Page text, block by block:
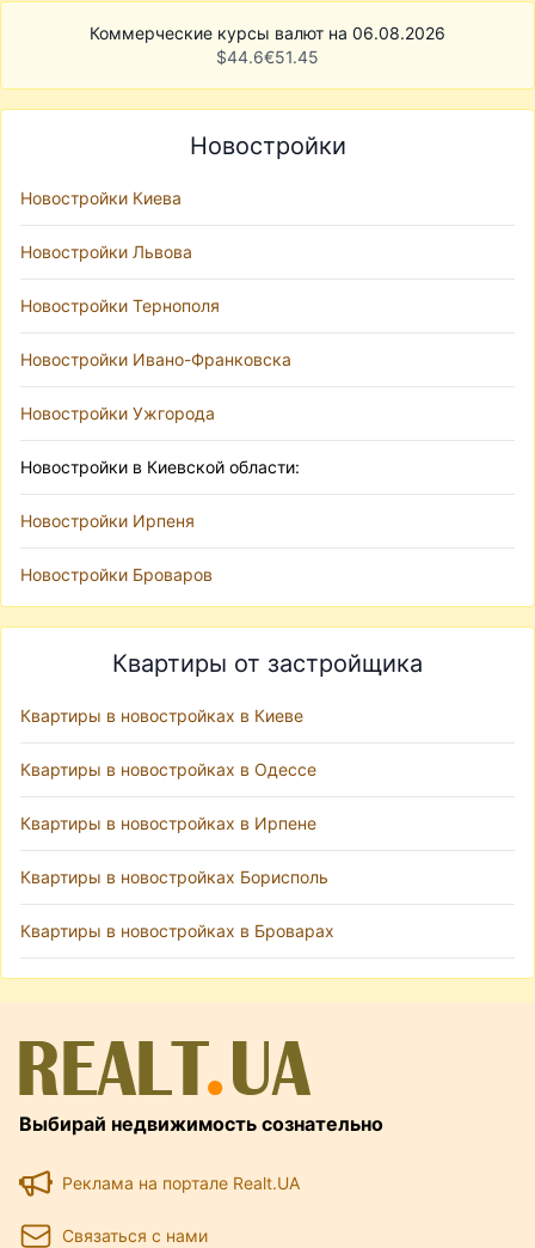
Коммерческие курсы валют на 06.08.2026
$44.6€51.45
Новостройки
Новостройки Киева
Новостройки Львова
Новостройки Тернополя
Новостройки Ивано-Франковска
Новостройки Ужгорода
Новостройки в Киевской области:
Новостройки Ирпеня
Новостройки Броваров
Квартиры от застройщика
Квартиры в новостройках в Киеве
Квартиры в новостройках в Одессе
Квартиры в новостройках в Ирпене
Квартиры в новостройках Борисполь
Квартиры в новостройках в Броварах
Выбирай недвижимость сознательно
Реклама на портале Realt.UA
Связаться с нами